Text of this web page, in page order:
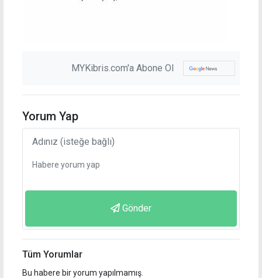
MYKibris.com'a Abone Ol
Yorum Yap
Gönder
Tüm Yorumlar
Bu habere bir yorum yapılmamış.